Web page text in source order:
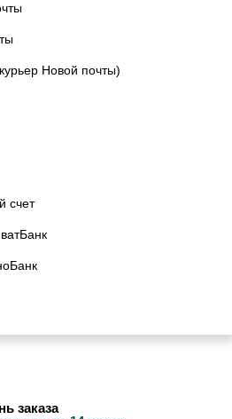
Новой почты)
счет
заказа